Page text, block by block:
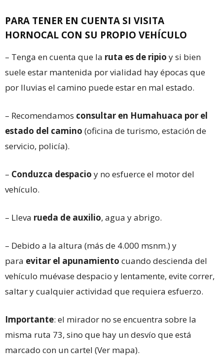
PARA TENER EN CUENTA SI VISITA
HORNOCAL CON SU PROPIO VEHÍCULO
– Tenga en cuenta que la ruta es de ripio y si bien
suele estar mantenida por vialidad hay épocas que
por lluvias el camino puede estar en mal estado.
– Recomendamos consultar en Humahuaca por el
estado del camino (oficina de turismo, estación de
servicio, policía).
– Conduzca despacio y no esfuerce el motor del
vehículo.
– Lleva rueda de auxilio, agua y abrigo.
– Debido a la altura (más de 4.000 msnm.) y
para evitar el apunamiento cuando descienda del
vehículo muévase despacio y lentamente, evite correr,
saltar y cualquier actividad que requiera esfuerzo.
Importante: el mirador no se encuentra sobre la
misma ruta 73, sino que hay un desvío que está
marcado con un cartel (Ver mapa).